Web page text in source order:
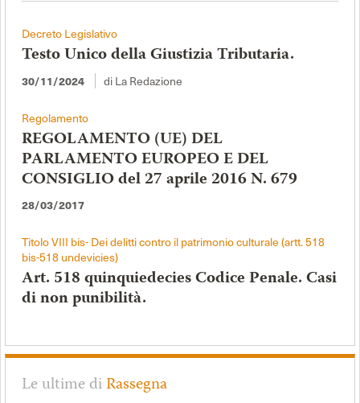
Decreto Legislativo
Testo Unico della Giustizia Tributaria.
30/11/2024 di La Redazione
Regolamento
REGOLAMENTO (UE) DEL
PARLAMENTO EUROPEO E DEL
CONSIGLIO del 27 aprile 2016 N. 679
28/03/2017
Titolo VIII bis- Dei delitti contro il patrimonio culturale (artt. 518
bis-518 undevicies)
Art. 518 quinquiedecies Codice Penale. Casi
di non punibilità.
Le ultime diRassegna